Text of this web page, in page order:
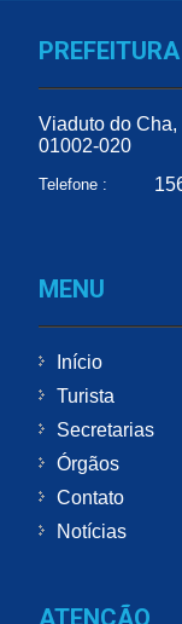
Viaduto do
01002-020
Telefone :
MENU
Início
Turista
Secretarias
Órgãos
Contato
Notícias
ATENÇÃO